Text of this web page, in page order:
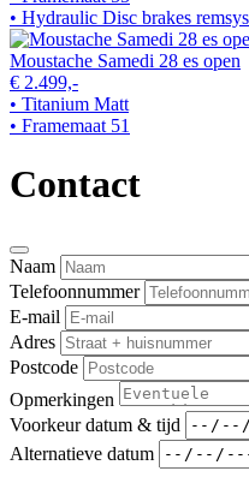
• Hydraulic Disc brakes
Moustache Samedi 28 es open
€ 2.499,-
• Titanium Matt
• Framemaat 51
Contact
Naam
Telefoonnummer
E-mail
Adres
Postcode
Opmerkingen
Voorkeur datum & tijd
Alternatieve datum